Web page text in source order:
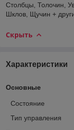
Столбцы, Толочин,
Шклов, Щучин +
Скрыть
Характеристики
Основные
Состояние
Тип управления